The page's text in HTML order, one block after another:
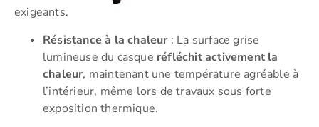
exigeants.
Résistance à la chaleur : La surface grise
lumineuse du casque réfléchit activement la
chaleur, maintenant une température agréable à
l’intérieur, même lors de travaux sous forte
exposition thermique.